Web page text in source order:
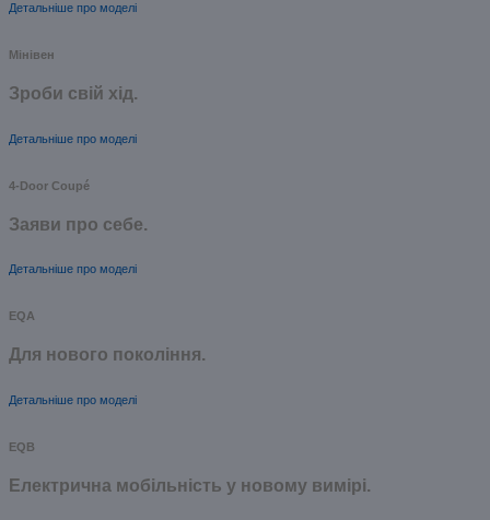
Детальніше про моделі
Мінівен
Зроби свій хід.
Детальніше про моделі
4-Door Coupé
Заяви про себе.
Детальніше про моделі
EQA
Для нового покоління.
Детальніше про моделі
EQB
Електрична мобільність у новому вимірі.